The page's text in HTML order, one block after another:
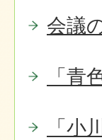
会議
「青
「